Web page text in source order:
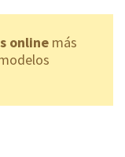
online más